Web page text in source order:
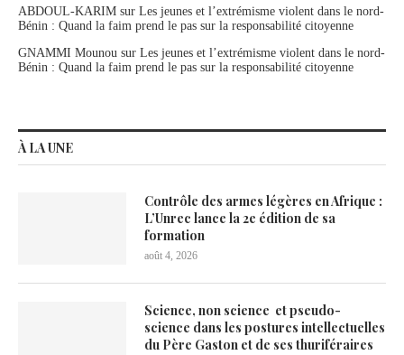
ABDOUL-KARIM sur Les jeunes et l’extrémisme violent dans le nord-
Bénin : Quand la faim prend le pas sur la responsabilité citoyenne
GNAMMI Mounou sur Les jeunes et l’extrémisme violent dans le nord-
Bénin : Quand la faim prend le pas sur la responsabilité citoyenne
À LA UNE
Contrôle des armes légères en Afrique :
L’Unrec lance la 2e édition de sa
formation
août 4, 2026
Science, non science et pseudo-
science dans les postures intellectuelles
du Père Gaston et de ses thuriféraires